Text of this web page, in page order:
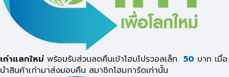
เก่าแลกใหม่ พร้อมรับส่วนลดคืนเข้าโฮมโปรวอลเล็ท 50 บาท เมื่อ
นำสินค้าเก่ามาส่งมอบคืน สมาชิกโฮมการ์ดเท่านั้น